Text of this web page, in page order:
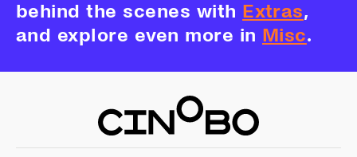
behind the scenes with Extras,
and explore even more in Misc.